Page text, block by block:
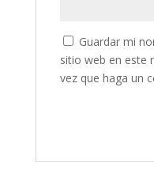
Guardar mi
sitio web en este
vez que haga un